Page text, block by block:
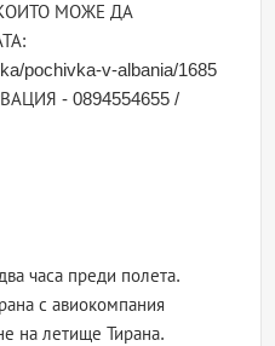
МОЖЕ ДА
pochivka-v-albania/1685
- 0894554655 /
часа преди полета.
с авиокомпания
на летище Тирана.